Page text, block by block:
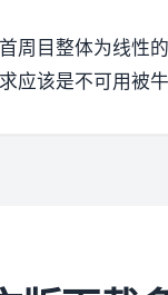
周目整体为线性
应该是不可用被